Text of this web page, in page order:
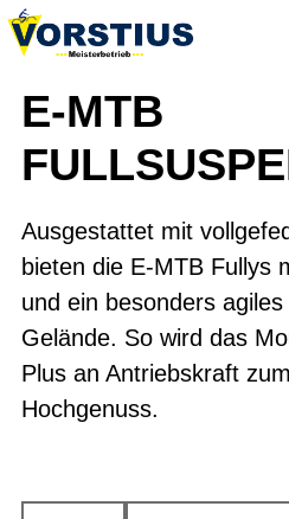
E-MTB
Ausgestattet mit
bieten die E-MTB Fullys
und ein besonders
Gelände. So wird das
Plus an Antriebskraft
Hochgenuss.